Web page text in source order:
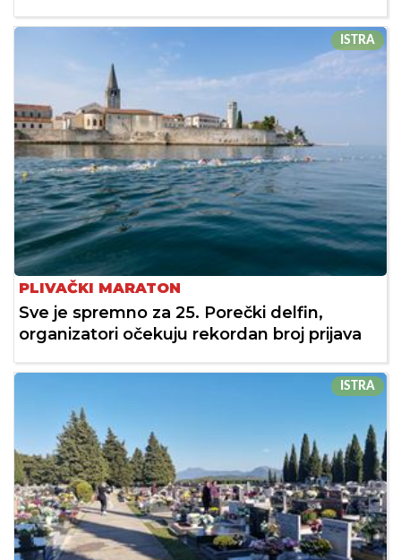
ISTRA
PLIVAČKI MARATON
Sve je spremno za 25. Porečki delfin,
organizatori očekuju rekordan broj prijava
ISTRA